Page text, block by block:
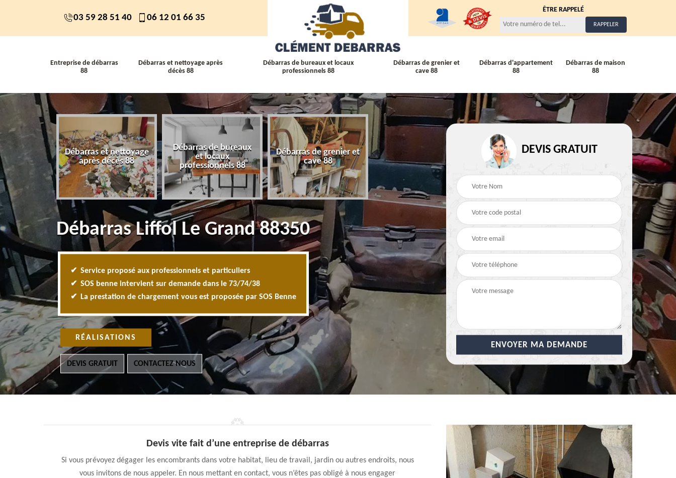
03 59 28 51 40 06 12 01 66 35
ÊTRE RAPPELÉ
Entreprise de débarras
88
Débarras et nettoyage après
décès 88
Débarras de bureaux et locaux
professionnels 88
Débarras de grenier et
cave 88
Débarras d'appartement
88
Débarras de maison
88
débarras
Débarras et nettoyage
après décès 88
Débarras de bureaux
et locaux
professionnels 88
Débarras de grenier et
cave 88
d'appartement 88
Débarras de maison 88
Entreprise de
88
Débarras Liffol Le Grand 88350
Service proposé aux professionnels et particuliers
SOS benne intervient sur demande dans le 73/74/38
La prestation de chargement vous est proposée par SOS Benne
RÉALISATIONS
DEVIS GRATUIT CONTACTEZ NOUS
DEVIS GRATUIT
Devis vite fait d’une entreprise de débarras
Si vous prévoyez dégager les encombrants dans votre habitat, lieu de travail, jardin ou autres endroits, nous
vous invitons de nous appeler. En nous mettant en contact, vous n’êtes pas obligé à nous engager